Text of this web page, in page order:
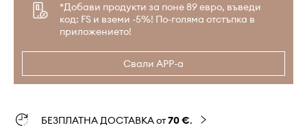
*Добави продукти за поне 89 евро, въведи
код: FS и вземи -5%! По-голяма отстъпка в
приложението!
Свали APP-а
БЕЗПЛАТНА ДОСТАВКА от70 €.